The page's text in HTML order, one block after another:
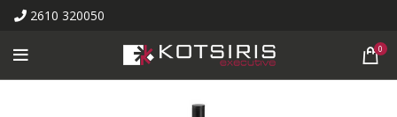
2610 320050
0